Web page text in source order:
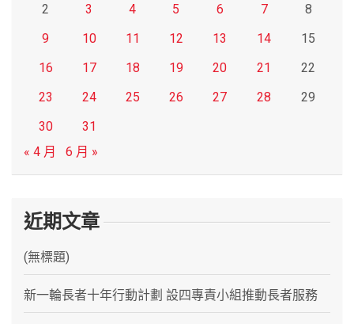
2
3 4 5 6 7
8
9
10 11 12 13 14
15
16
17 18 19 20 21
22
23
24 25 26 27 28
29
30
31
« 4 月
6 月 »
近期文章
(無標題)
新一輪長者十年行動計劃 設四專責小組推動長者服務